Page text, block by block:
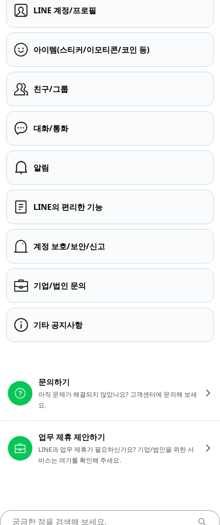
LINE 계정/프로필
아이템(스티커/이모티콘/코인 등)
친구/그룹
대화/통화
알림
LINE의 편리한 기능
계정 보호/보안/신고
기업/법인 문의
기타 공지사항
문의하기
아직 문제가 해결되지 않았나요? 고객센터에 문의해 보세
요.
업무 제휴 제안하기
LINE과 업무 제휴가 필요하신가요? 기업/법인을 위한 서
비스는 여기를 확인해 주세요.